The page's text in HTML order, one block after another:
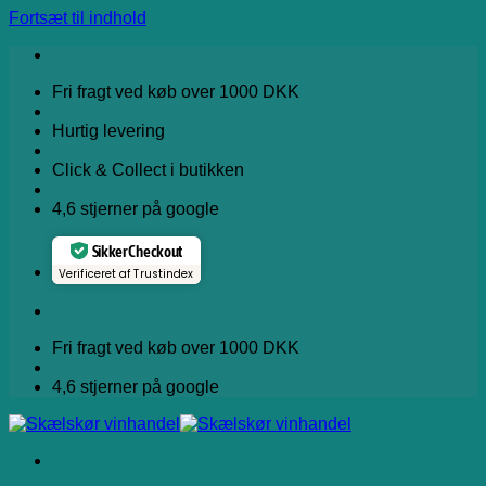
Fortsæt til indhold
Fri fragt ved køb over 1000 DKK
Hurtig levering
Click & Collect i butikken
4,6 stjerner på google
Sikker Checkout
Verificeret af Trustindex
Fri fragt ved køb over 1000 DKK
4,6 stjerner på google